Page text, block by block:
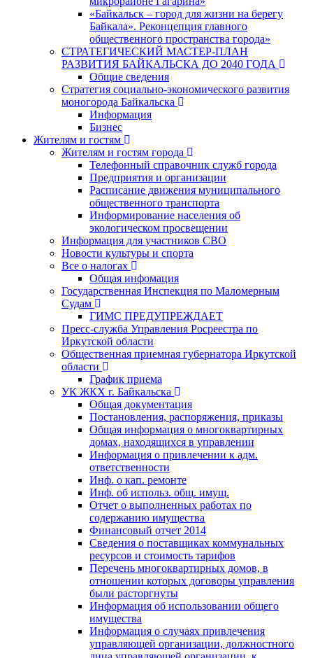
«Байкальск – город для жизни на берегу
Байкала». Реконцепция главного
общественного пространства города»
СТРАТЕГИЧЕСКИЙ МАСТЕР-ПЛАН
РАЗВИТИЯ БАЙКАЛЬСКА ДО 2040 ГОДА
Общие сведения
Стратегия социально-экономического развития
моногорода Байкальска
Информация
Бизнес
Жителям и гостям
Жителям и гостям города
Телефонный справочник служб города
Предприятия и организации
Расписание движения муниципального
общественного транспорта
Информирование населения об
экологическом просвещении
Информация для участников СВО
Новости культуры и спорта
Все о налогах
Общая инфомация
Государственная Инспекция по Маломерным
Судам
ГИМС ПРЕДУПРЕЖДАЕТ
Пресс-служба Управления Росреестра по
Иркутской области
Общественная приемная губернатора Иркутской
области
График приема
УК ЖКХ г. Байкальска
Общая документация
Постановления, распоряжения, приказы
Общая информация о многоквартирных
домах, находящихся в управлении
Информация о привлечении к адм.
ответственности
Инф. о кап. ремонте
Инф. об использ. общ. имущ.
Отчет о выполненных работах по
содержанию имущества
Финансовый отчет 2014
Сведения о поставщиках коммунальных
ресурсов и стоимость тарифов
Перечень многоквартирных домов, в
отношении которых договоры управления
были расторгнуты
Информация об использовании общего
имущества
Информация о случаях привлечения
управляющей организации, должностного